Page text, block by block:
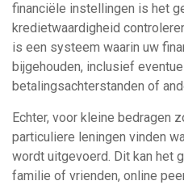
financiële instellingen is het
kredietwaardigheid
is een systeem waarin uw
bijgehouden, inclusief
betalingsachterstanden of
Echter, voor kleine bedragen
particuliere leningen vinden
wordt uitgevoerd. Dit kan het
familie of vrienden, online